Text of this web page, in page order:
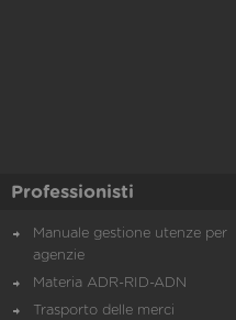
Professionisti
Manuale gestione utenze per
agenzie
Materia ADR-RID-ADN
Trasporto delle merci